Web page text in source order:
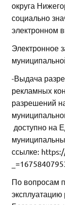
округа
социально
электронном
Электронное
-Выдача
рекламных
разрешений
доступно на
ссылке:
По вопросам
эксплуатацию